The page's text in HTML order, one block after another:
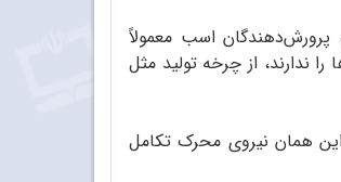
پرورش‌دهندگان اسب معمولاً
ندارند، از چرخه تولید مثل
همان نیروی محرک تکامل